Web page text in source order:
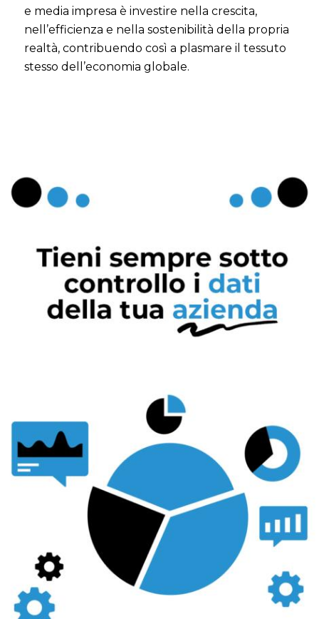
e media impresa è investire nella crescita,
nell’efficienza e nella sostenibilità della propria
realtà, contribuendo così a plasmare il tessuto
stesso dell’economia globale.